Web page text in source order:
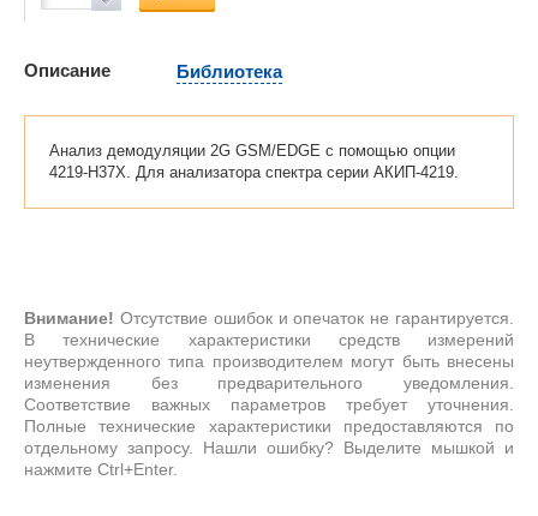
Описание Библиотека
Анализ демодуляции 2G GSM/EDGE с помощью опции
4219-H37X. Для анализатора спектра серии АКИП-4219.
Внимание! Отсутствие ошибок и опечаток не гарантируется.
В технические характеристики средств измерений
неутвержденного типа производителем могут быть внесены
изменения без предварительного уведомления.
Соответствие важных параметров требует уточнения.
Полные технические характеристики предоставляются по
отдельному запросу. Нашли ошибку? Выделите мышкой и
нажмите Ctrl+Enter.